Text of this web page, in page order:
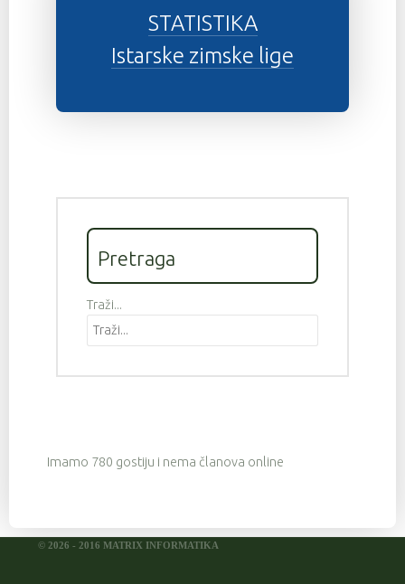
STATISTIKA
Istarske zimske lige
Pretraga
Traži...
Imamo 780 gostiju i nema članova online
© 2026 - 2016 MATRIX INFORMATIKA